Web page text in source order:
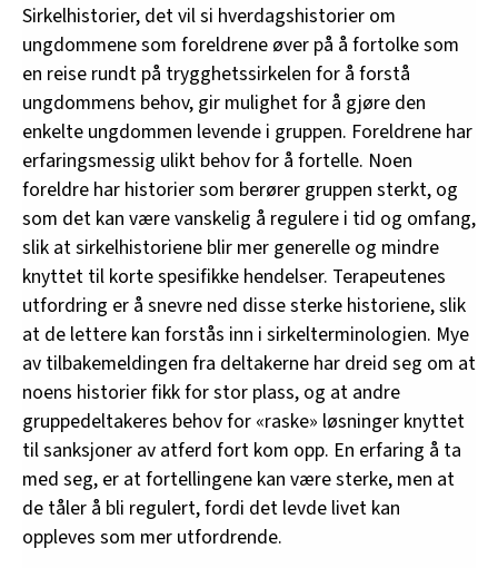
Sirkelhistorier, det vil si hverdagshistorier om
ungdommene som foreldrene øver på å fortolke som
en reise rundt på trygghetssirkelen for å forstå
ungdommens behov, gir mulighet for å gjøre den
enkelte ungdommen levende i gruppen. Foreldrene har
erfaringsmessig ulikt behov for å fortelle. Noen
foreldre har historier som berører gruppen sterkt, og
som det kan være vanskelig å regulere i tid og omfang,
slik at sirkelhistoriene blir mer generelle og mindre
knyttet til korte spesifikke hendelser. Terapeutenes
utfordring er å snevre ned disse sterke historiene, slik
at de lettere kan forstås inn i sirkelterminologien. Mye
av tilbakemeldingen fra deltakerne har dreid seg om at
noens historier fikk for stor plass, og at andre
gruppedeltakeres behov for «raske» løsninger knyttet
til sanksjoner av atferd fort kom opp. En erfaring å ta
med seg, er at fortellingene kan være sterke, men at
de tåler å bli regulert, fordi det levde livet kan
oppleves som mer utfordrende.